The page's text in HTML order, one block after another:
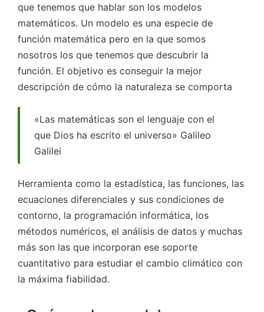
que tenemos que hablar son los modelos
matemáticos. Un modelo es una especie de
función matemática pero en la que somos
nosotros los que tenemos que descubrir la
función. El objetivo es conseguir la mejor
descripción de cómo la naturaleza se comporta
«Las matemáticas son el lenguaje con el
que Dios ha escrito el universo» Galileo
Galilei
Herramienta como la estadística, las funciones, las
ecuaciones diferenciales y sus condiciones de
contorno, la programación informática, los
métodos numéricos, el análisis de datos y muchas
más son las que incorporan ese soporte
cuantitativo para estudiar el cambio climático con
la máxima fiabilidad.